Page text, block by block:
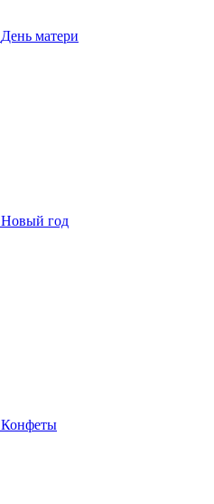
День матери
Новый год
Конфеты